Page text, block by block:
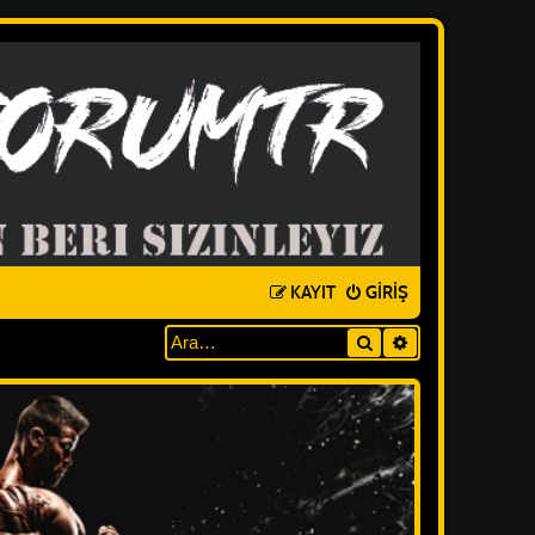
GIRIŞ
KAYIT
Ara